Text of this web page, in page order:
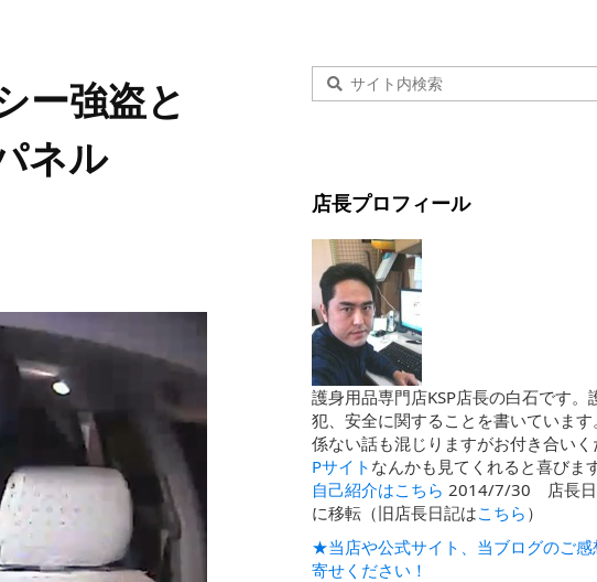
ー強盗と
ネル
店長プロフィール
護身用品専門店KSP店長の白石です。
犯、安全に関することを書いていま
係ない話も混じりますがお付き合いく
Pサイト なんかも見てくれると喜びま
自己紹介はこちら 2014/7/30 店長日
に移転（旧店長日記はこちら ）
★当店や公式サイト、当ブログのご感
寄せください！